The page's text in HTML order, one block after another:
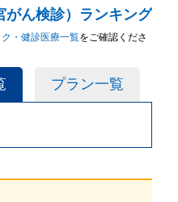
がん検診）ランキング
・健診医療一覧をご確認くださ
プラン一覧